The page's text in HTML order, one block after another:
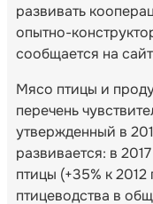
развивать
опытно-
сообщается на
Мясо птицы и
перечень
утвержденный в
развивается: в
птицы (+35% к
птицеводства в